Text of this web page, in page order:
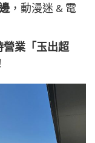
，動漫迷 & 電
營業「玉出超